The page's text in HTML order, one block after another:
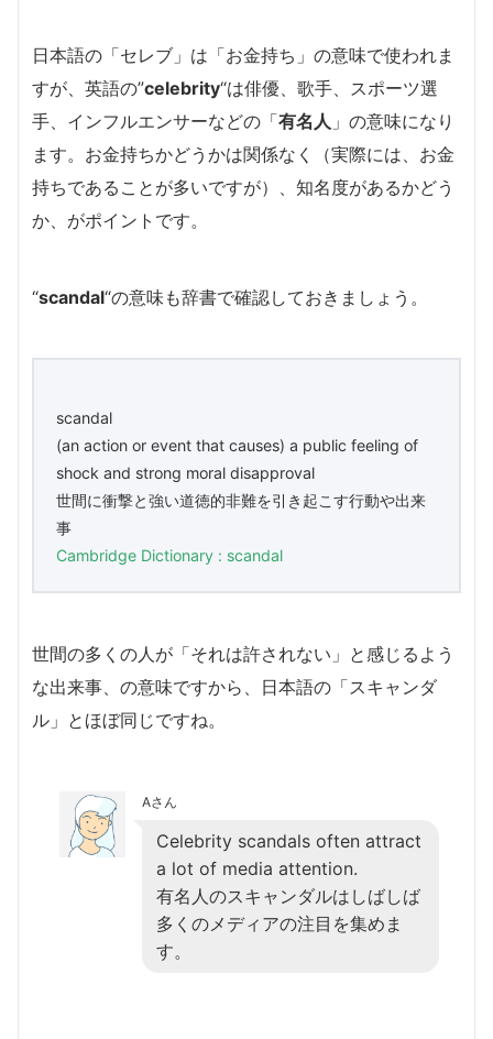
日本語の「セレブ」は「お金持ち」の意味で使われま
すが、英語の”celebrity“は俳優、歌手、スポーツ選
手、インフルエンサーなどの「有名人 」の意味になり
ます。お金持ちかどうかは関係なく（実際には、お金
持ちであることが多いですが）、知名度があるかどう
か、がポイントです。
“scandal“の意味も辞書で確認しておきましょう。
scandal
(an action or event that causes) a public feeling of
shock and strong moral disapproval
世間に衝撃と強い道徳的非難を引き起こす行動や出来
事
Cambridge Dictionary : scandal
世間の多くの人が「それは許されない」と感じるよう
な出来事、の意味ですから、日本語の「スキャンダ
ル」とほぼ同じですね。
Aさん
Celebrity scandals often attract
a lot of media attention.
有名人のスキャンダルはしばしば
多くのメディアの注目を集めま
す。